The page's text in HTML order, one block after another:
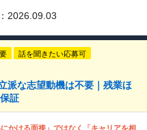
2026.09.03
話を聞きたい応募可
派な志望動機は不要｜残業ほ
証
にかける面接」ではなく「キャリアを相